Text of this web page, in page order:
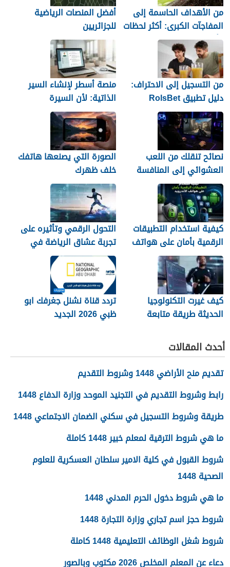
من الأهداف الحاسمة إلى
المفاجآت الكبرى: أكثر لحظات
كأس العالم 2026 التي لا
تُنسى
أفضل المنصات الرياضية
للجزائريين
من التسجيل إلى الاحتراف:
دليل تطبيق RolsBet
للمستخدمين السوريين
منصة أسطر لإنشاء السير
الذاتية: لأن السيرة
العشوائية لن تمنحك وظيفة
نصائح تنقلك من اللعب
العشوائي إلى المنافسة
الصورة التي يصنعها هاتفك
خلف ظهرك
كيفية استخدام التطبيقات
الرقمية بأمان على هواتف
الأندرويد
التحول الرقمي وتأثيره على
تجربة عشاق الرياضة في
الجزائر
كيف غيرت التكنولوجيا
الحديثة طريقة متابعة
تردد قناة نشنل جغرفك ابو
ظبي 2026 الجديد
أحدث المقالات
تقديم منح الأراضي 1448 وشروط التقديم
رابط وشروط التقديم في التجنيد الموحد وزارة الدفاع 1448
طريقة وشروط التسجيل في سكني الضمان الاجتماعي 1448
ما هي شروط الترقية لمعلم خبير 1448 كاملة
شروط القبول في كلية الامير سلطان العسكرية للعلوم
الصحية 1448
ما هي شروط دخول الحرم المدني 1448
شروط حجز اسم تجاري وزارة التجارة 1448
شروط شغل الوظائف التعليمية 1448 كاملة
دعاء عن المعلم المخلص 2026 مكتوب وبالصور